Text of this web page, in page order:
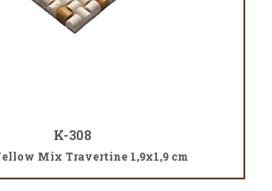
K-308
Mix Travertine 1,9x1,9 cm